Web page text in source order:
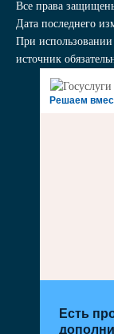
Все права
Дата последнего
При использовании
источник
Решаем
Есть